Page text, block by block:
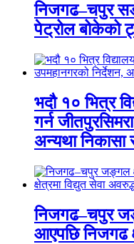
निजगढ–चपुर
पेट्रोल बोकेको
भदौ १० भित्र
गर्न
अन्यथा निकासा
निजगढ–चपुर
आएपछि निजगढ